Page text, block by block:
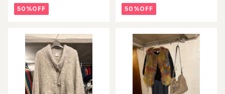
50%OFF 50%OFF